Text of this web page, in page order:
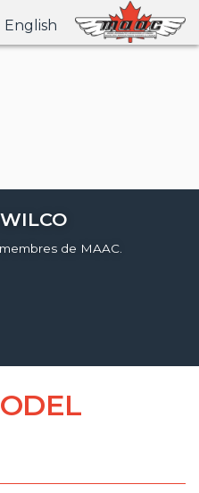
English
de MAAC.